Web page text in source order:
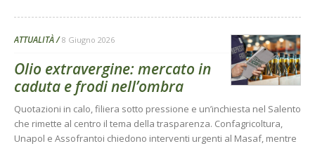
ATTUALITÀ 8 Giugno 2026
Olio extravergine: mercato in
caduta e frodi nell’ombra
Quotazioni in calo, filiera sotto pressione e un’inchiesta nel Salento
che rimette al centro il tema della trasparenza. Confagricoltura,
Unapol e Assofrantoi chiedono interventi urgenti al Masaf, mentre